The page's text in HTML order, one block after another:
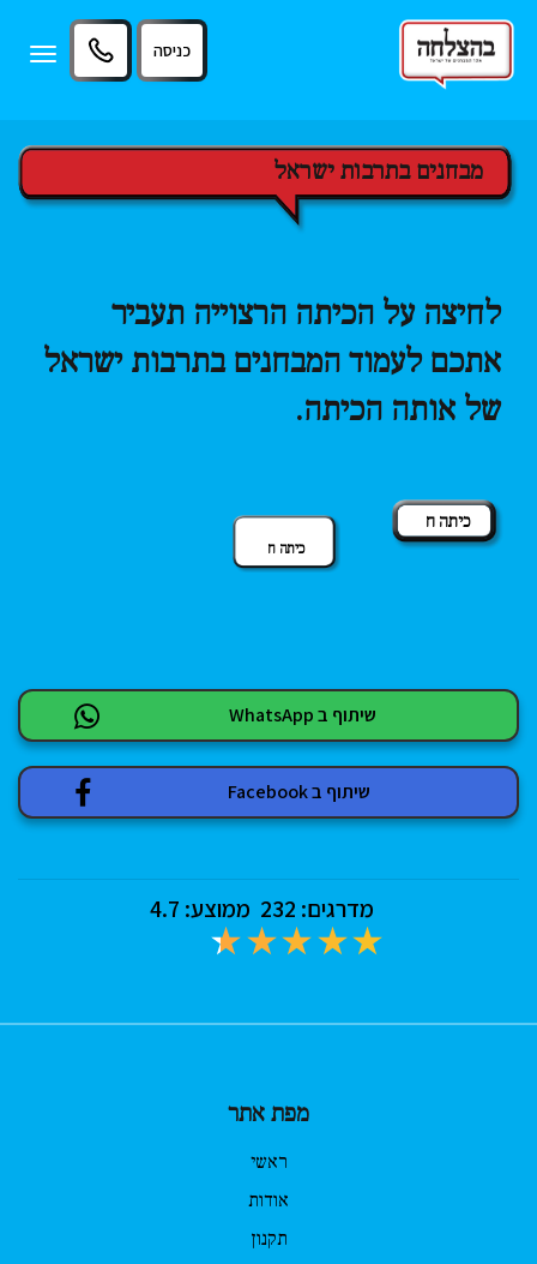
Toggle
כניסה
מבחנים בתרבות ישראל
לחיצה על הכיתה הרצוייה תעביר
אתכם לעמוד המבחנים בתרבות ישראל
של אותה הכיתה.
כיתה ח
כיתה ח
שיתוף ב WhatsApp
שיתוף ב Facebook
מדרגים: 232 ממוצע: 4.7
מפת אתר
ראשי
אודות
תקנון